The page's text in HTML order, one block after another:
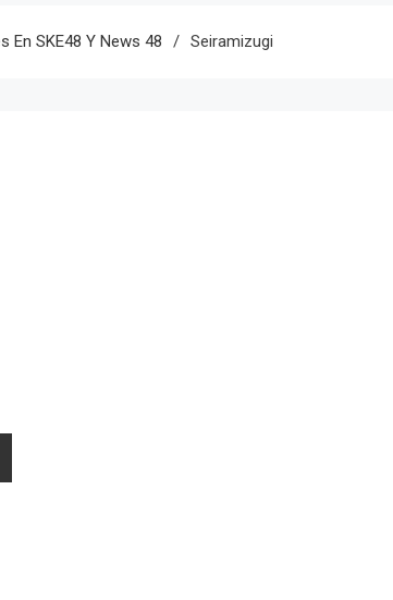
En SKE48 Y News 48 Seiramizugi